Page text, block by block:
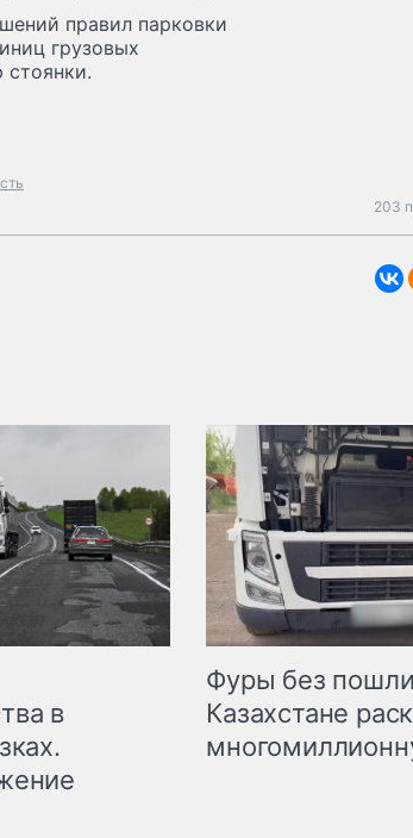
правил парковки
грузовых
203
в
Фуры без
Казахстане